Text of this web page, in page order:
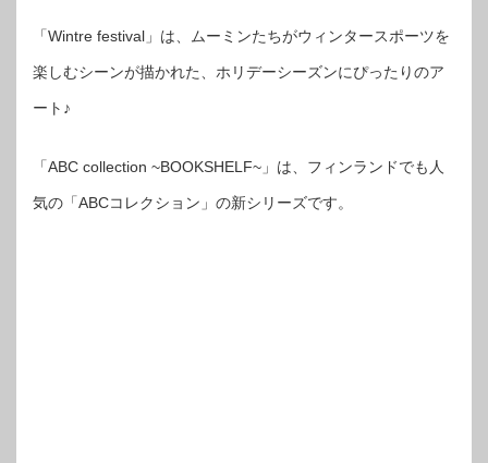
「Wintre festival」は、ムーミンたちがウィンタースポーツを
楽しむシーンが描かれた、ホリデーシーズンにぴったりのア
ート♪
「ABC collection ~BOOKSHELF~」は、フィンランドでも人
気の「ABCコレクション」の新シリーズです。